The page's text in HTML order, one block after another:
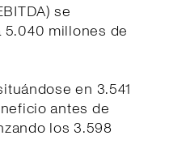
se
5.040 millones de
en 3.541
antes de
los 3.598